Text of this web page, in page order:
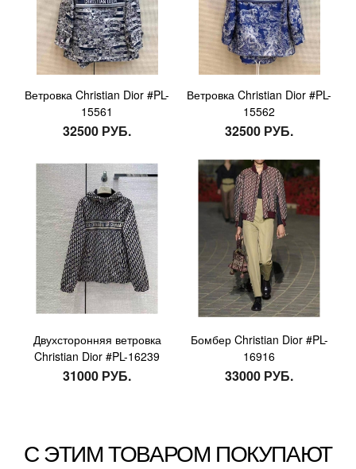
Ветровка Christian Dior #PL-
15561
32500 РУБ.
Ветровка Christian Dior #PL-
15562
32500 РУБ.
Двухсторонняя ветровка
Christian Dior #PL-16239
31000 РУБ.
Бомбер Christian Dior #PL-
16916
33000 РУБ.
С ЭТИМ ТОВАРОМ ПОКУПАЮТ